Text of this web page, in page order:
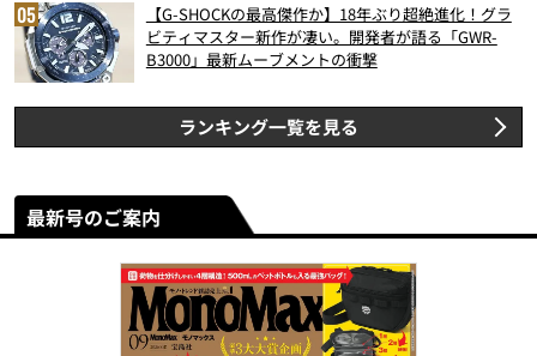
【G-SHOCKの最高傑作か】18年ぶり超絶進化！グラ
ビティマスター新作が凄い。開発者が語る「GWR-
B3000」最新ムーブメントの衝撃
ランキング一覧を見る
最新号のご案内